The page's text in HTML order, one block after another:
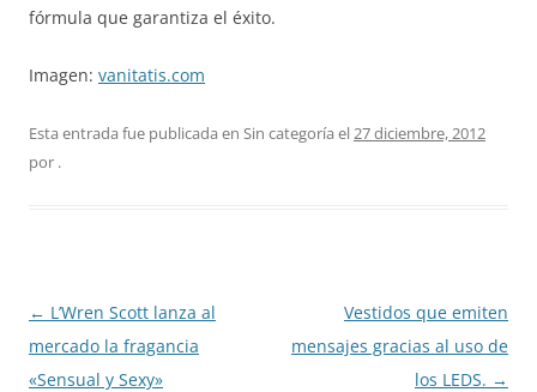
fórmula que garantiza el éxito.
Imagen: vanitatis.com
Esta entrada fue publicada en Sin categoría el27 diciembre, 2012
por .
Navegación
de
entradas
← L’Wren Scott lanza al
mercado la fragancia
«Sensual y Sexy»
Vestidos que emiten
mensajes gracias al uso de
los LEDS. →